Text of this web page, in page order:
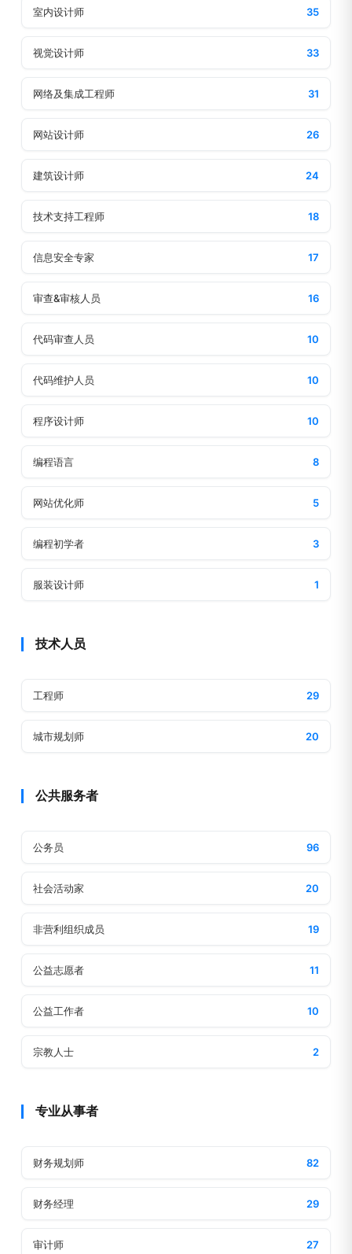
室内设计师 35
视觉设计师 33
网络及集成工程师 31
网站设计师 26
建筑设计师 24
技术支持工程师 18
信息安全专家 17
审查&审核人员 16
代码审查人员 10
代码维护人员 10
程序设计师 10
编程语言 8
网站优化师 5
编程初学者 3
服装设计师 1
技术人员
工程师 29
城市规划师 20
公共服务者
公务员 96
社会活动家 20
非营利组织成员 19
公益志愿者 11
公益工作者 10
宗教人士 2
专业从事者
财务规划师 82
财务经理 29
审计师 27